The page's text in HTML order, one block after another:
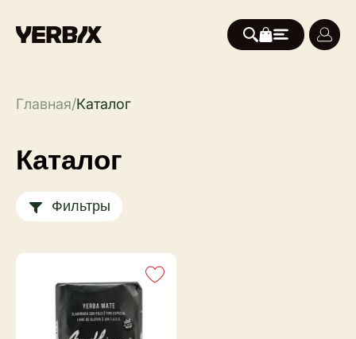
Главная/Каталог
Каталог
Фильтры